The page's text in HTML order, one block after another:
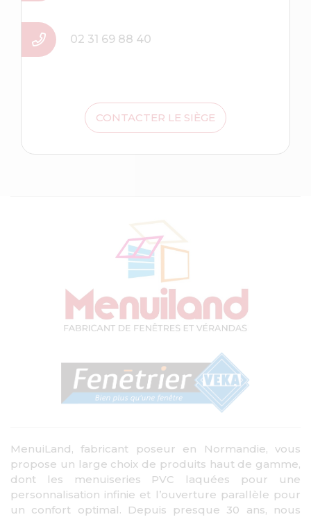
02 31 69 88 40
CONTACTER LE SIÈGE
MenuiLand, fabricant poseur en Normandie, vous
propose un large choix de produits haut de gamme,
dont les menuiseries PVC laquées pour une
personnalisation infinie et l’ouverture parallèle pour
un confort optimal. Depuis presque 30 ans, nous